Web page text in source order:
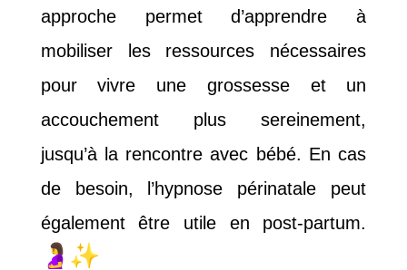
approche permet d’apprendre à
mobiliser les ressources nécessaires
pour vivre une grossesse et un
accouchement plus sereinement,
jusqu’à la rencontre avec bébé. En cas
de besoin, l’hypnose périnatale peut
également être utile en post-partum.